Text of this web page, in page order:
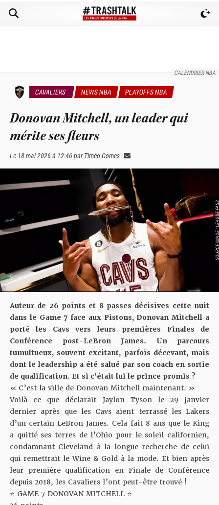
CALENDRIER NBA
CAVALIERS NEWS NBA PLAYOFFS NBA
Donovan Mitchell, un leader qui
mérite ses fleurs
Le 18 mai 2026 à 12:46 par Timéo Gomes
SOURCE
Auteur de 26 points et 8 passes décisives cette nuit
dans le Game 7 face aux Pistons, Donovan Mitchell a
porté les Cavs vers leurs premières Finales de
Conférence post-LeBron James. Un parcours
tumultueux, souvent excitant, parfois décevant, mais
dont le leadership a été salué par son coach en sortie
de qualification. Et si c’était lui le prince promis ?
« C’est la ville de Donovan Mitchell maintenant. »
Voilà ce que déclarait Jaylon Tyson le 29 janvier
dernier après que les Cavs aient terrassé les Lakers
d’un certain LeBron James. Cela fait 8 ans que le King
a quitté ses terres de l’Ohio pour le soleil californien,
condamnant Cleveland à la longue recherche de celui
qui remettrait le Wine & Gold à la mode. Et bien après
leur première qualification en Finale de Conférence
depuis 2018, les Cavaliers l’ont peut-être trouvé !
⭐️ GAME 7 DONOVAN MITCHELL ⭐️